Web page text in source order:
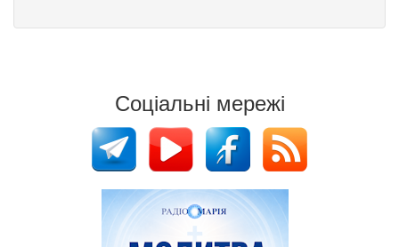
Соціальні мережі